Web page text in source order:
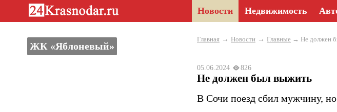
Новости Недвижимость
ЖК «Яблоневый»
Главная → Новости → Главные → Не должен
05.06.2024 826
Не должен был выжить
В Сочи поезд сбил мужчину,